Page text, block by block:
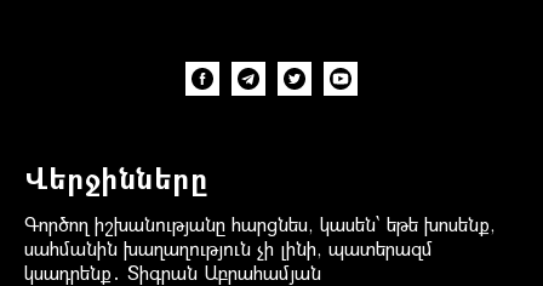
Վերջինները
Գործող իշխանությանը հարցնես, կասեն՝ եթե խոսենք,
սահմանին խաղաղություն չի լինի, պատերազմ
կսադրենք․ Տիգրան Աբրահամյան